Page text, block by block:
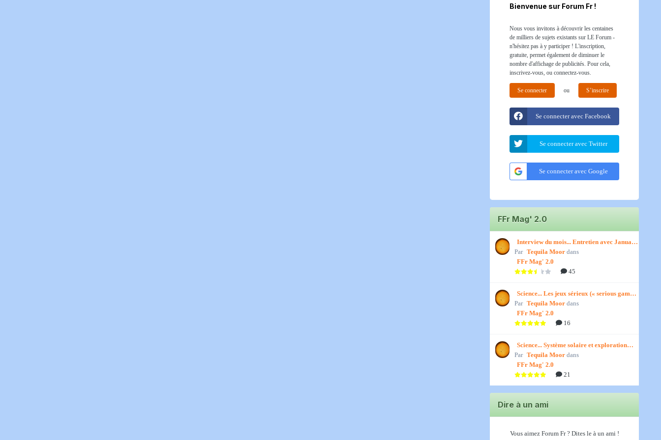
Bienvenue sur Forum Fr !
Nous vous invitons à découvrir les centaines
de milliers de sujets existants sur LE Forum -
n'hésitez pas à y participer ! L'inscription,
gratuite, permet également de diminuer le
nombre d'affichage de publicités. Pour cela,
inscrivez-vous, ou connectez-vous.
Se connecter ou S’inscrire
Se connecter avec Facebook
Se connecter avec Twitter
Se connecter avec Google
FFr Mag' 2.0
Interview du mois... Entretien avec January,
par Titenath
Par Tequila Moor dans
FFr Mag' 2.0
45
Science... Les jeux sérieux (« serious games
») par Jedino
Par Tequila Moor dans
FFr Mag' 2.0
16
Science... Système solaire et exploration
spatiale, par Jedino
Par Tequila Moor dans
FFr Mag' 2.0
21
Dire à un ami
Vous aimez Forum Fr ? Dites le à un ami !